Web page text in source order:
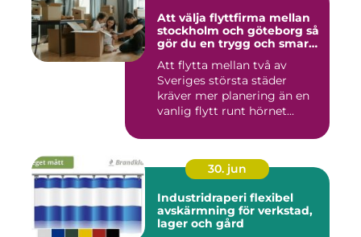
Att välja flyttfirma mellan
stockholm och göteborg så
gör du en trygg och smart
Att flytta mellan två av
Sveriges största städer
kräver mer planering än en
vanlig flytt runt hörnet...
30. jun
Industridraperi flexibel
avskärmning för verkstad,
lager och gård